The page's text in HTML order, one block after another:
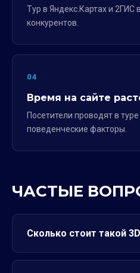
Тур в Яндекс.Картах и 2ГИС
конкурентов.
04
Время на сайте
Посетители проводят в
поведенческие факторы.
ЧАСТЫЕ
Сколько стоит такой